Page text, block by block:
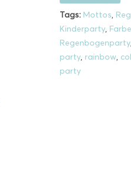
Tags: Mottos,
Kinderparty,
Regenbogenparty,
party, rainbow,
party